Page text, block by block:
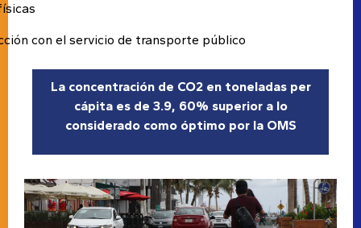
con el servicio de transporte público
La concentración de CO2 en toneladas per
cápita es de 3.9, 60% superior a lo
considerado como óptimo por la OMS